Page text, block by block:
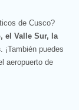
de Cusco?
el Valle Sur, la
. ¡También puedes
aeropuerto de